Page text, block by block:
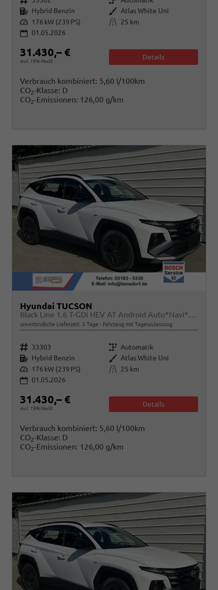
Kraftstoff Hybrid Benzin Außenfarbe Atlas White Uni
Leistung 176 kW (239 PS) Kilometerstand
25 km
01.05.2026
31.430,– €
incl. 19% MwSt.
Details
Verbrauch kombiniert: 5,60 l/100km
CO2-Klasse: D
CO2-Emissionen: 126,00 g/km
Hyundai TUCSON
Black Line 1.6 T-GDi HEV AT Android Auto*Navi*SHZ*Kamera*2Z Klimaauto*
unverbindliche Lieferzeit: 5 Tage Fahrzeug mit Tageszulassung
Fahrzeugnr. 33303 Getriebe Automatik
Kraftstoff Hybrid Benzin Außenfarbe Atlas White Uni
Leistung 176 kW (239 PS) Kilometerstand
25 km
01.05.2026
31.430,– €
incl. 19% MwSt.
Details
Verbrauch kombiniert: 5,60 l/100km
CO2-Klasse: D
CO2-Emissionen: 126,00 g/km